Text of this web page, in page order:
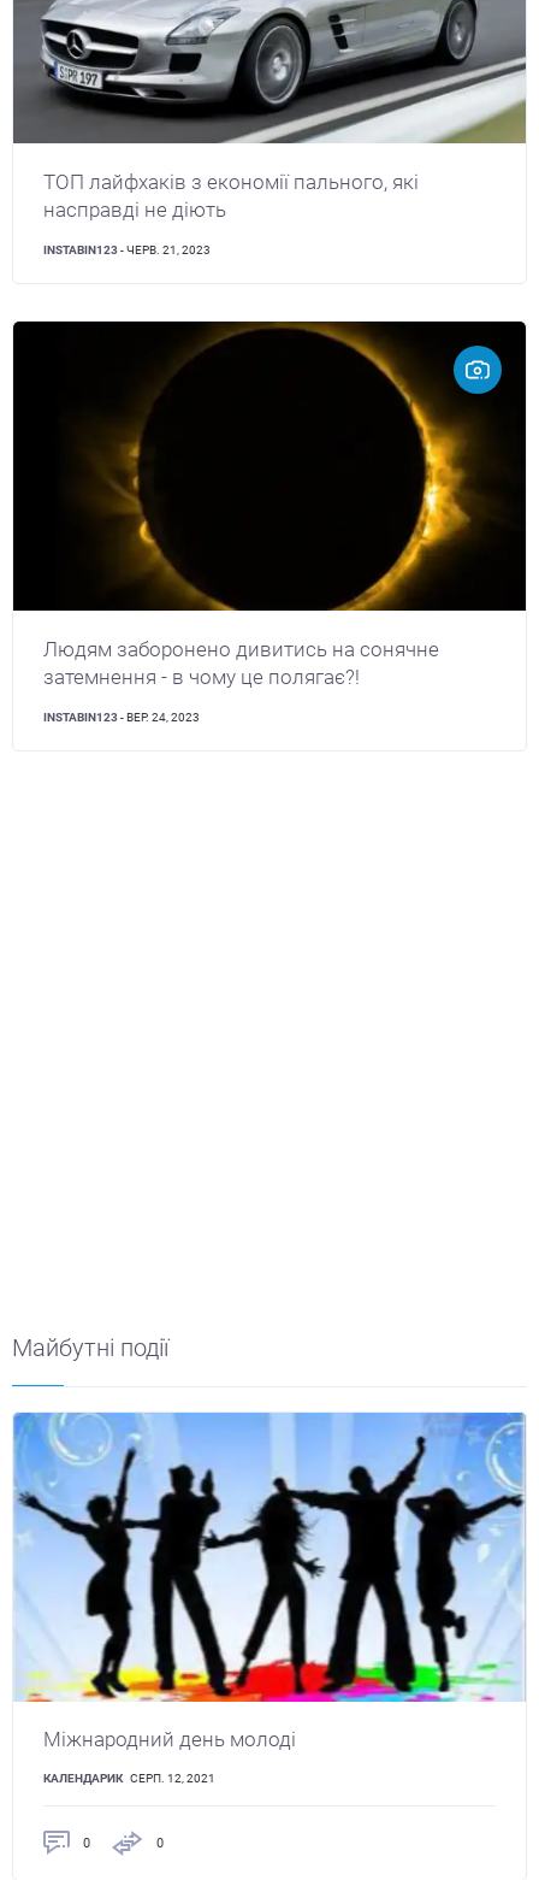
ТОП лайфхаків з економії пального, які
насправді не діють
INSTABIN123 - ЧЕРВ. 21, 2023
Людям заборонено дивитись на сонячне
затемнення - в чому це полягає?!
INSTABIN123 - ВЕР. 24, 2023
Майбутні події
Міжнародний день молоді
КАЛЕНДАРИК СЕРП. 12, 2021
0 0